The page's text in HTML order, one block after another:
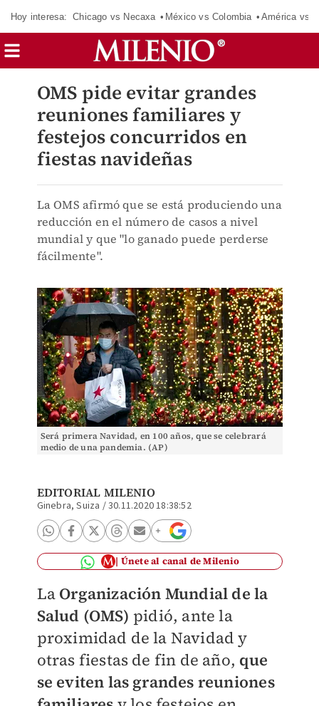
Hoy interesa: Chicago vs Necaxa México vs Colombia América vs
OMS pide evitar grandes
reuniones familiares y
festejos concurridos en
fiestas navideñas
La OMS afirmó que se está produciendo una
reducción en el número de casos a nivel
mundial y que "lo ganado puede perderse
fácilmente".
Será primera Navidad, en 100 años, que se celebrará
medio de una pandemia. (AP)
EDITORIAL MILENIO
Ginebra, Suiza /30.11.2020 18:38:52
Únete al canal de Milenio
LaOrganización Mundial de la
Salud (OMS) pidió, ante la
proximidad de la Navidad y
otras fiestas de fin de año, que
se eviten las grandes reuniones